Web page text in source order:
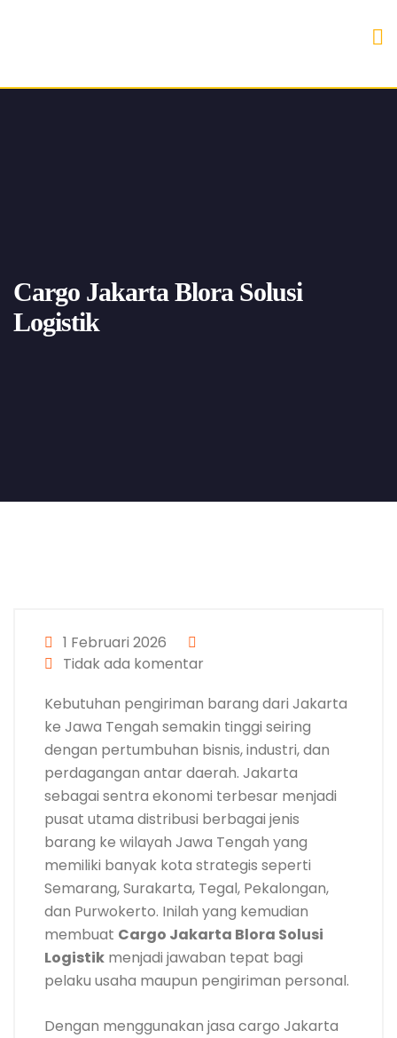
Cargo Jakarta Blora Solusi
Logistik
1 Februari 2026
Tidak ada komentar
Kebutuhan pengiriman barang dari Jakarta
ke Jawa Tengah semakin tinggi seiring
dengan pertumbuhan bisnis, industri, dan
perdagangan antar daerah. Jakarta
sebagai sentra ekonomi terbesar menjadi
pusat utama distribusi berbagai jenis
barang ke wilayah Jawa Tengah yang
memiliki banyak kota strategis seperti
Semarang, Surakarta, Tegal, Pekalongan,
dan Purwokerto. Inilah yang kemudian
membuat Cargo Jakarta Blora Solusi
Logistik menjadi jawaban tepat bagi
pelaku usaha maupun pengiriman personal.
Dengan menggunakan jasa cargo Jakarta